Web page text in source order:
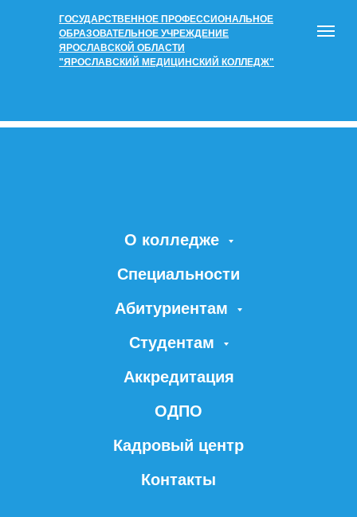
ГОСУДАРСТВЕННОЕ ПРОФЕССИОНАЛЬНОЕ
ОБРАЗОВАТЕЛЬНОЕ УЧРЕЖДЕНИЕ
ЯРОСЛАВСКОЙ ОБЛАСТИ
"ЯРОСЛАВСКИЙ МЕДИЦИНСКИЙ КОЛЛЕДЖ"
О колледже
Специальности
Абитуриентам
Студентам
Аккредитация
ОДПО
Кадровый центр
Контакты